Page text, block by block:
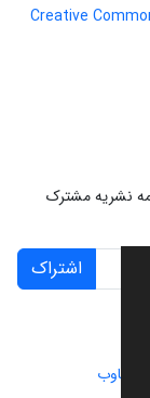
Creative
نشریه مشترک
اشتراک
سیناوب